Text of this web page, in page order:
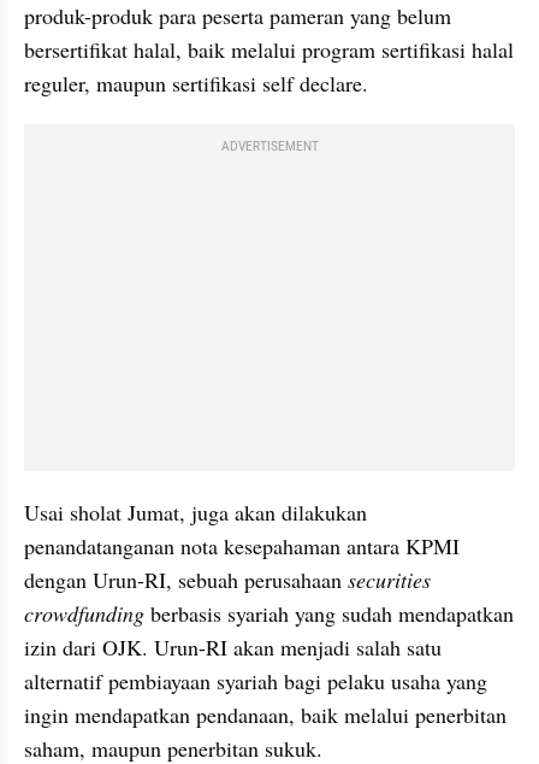
produk-produk para peserta pameran yang belum
bersertifikat halal, baik melalui program sertifikasi halal
reguler, maupun sertifikasi self declare.
ADVERTISEMENT
Usai sholat Jumat, juga akan dilakukan
penandatanganan nota kesepahaman antara KPMI
dengan Urun-RI, sebuah perusahaan securities
crowdfunding berbasis syariah yang sudah mendapatkan
izin dari OJK. Urun-RI akan menjadi salah satu
alternatif pembiayaan syariah bagi pelaku usaha yang
ingin mendapatkan pendanaan, baik melalui penerbitan
saham, maupun penerbitan sukuk.